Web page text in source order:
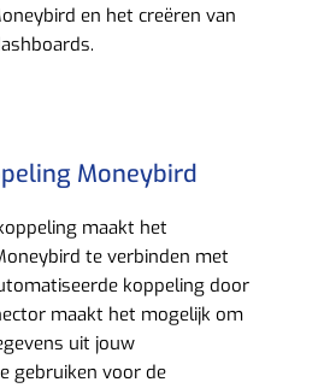
Moneybird
maakt het
te verbinden met
koppeling door
maakt het mogelijk om
uit jouw
gebruiken voor de
en het creëren van